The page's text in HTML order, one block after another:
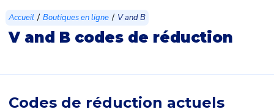
Accueil / Boutiques en ligne / V and B
V and B codes de réduction
Codes de réduction actuels